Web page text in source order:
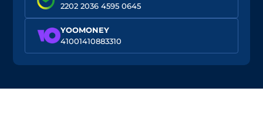
2202 2036 4595 0645
YOOMONEY
41001410883310